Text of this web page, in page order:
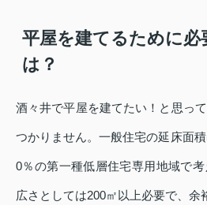
平屋を建てるために必
は？
酒々井で平屋を建てたい！と思っ
つかりません。一般住宅の延床面
0％の第一種低層住宅専用地域で
広さとしては200㎡以上必要で、余